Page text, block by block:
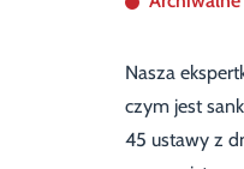
Nasza
czym jest
45 ustawy z